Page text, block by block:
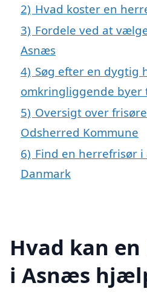
2) Hvad koster en
3) Fordele ved at
Asnæs
4) Søg efter en dygtig
omkringliggende byer
5) Oversigt over
Odsherred Kommune
6) Find en herrefrisør
Danmark
Hvad kan
i Asnæs